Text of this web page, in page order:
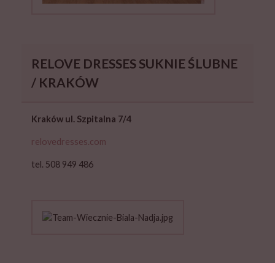
RELOVE DRESSES SUKNIE ŚLUBNE
/ KRAKÓW
Kraków ul. Szpitalna 7/4
relovedresses.com
tel. 508 949 486